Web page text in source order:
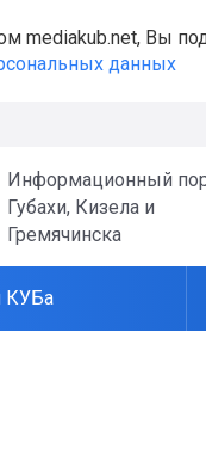
mediakub.net, Вы
данных
Информационный
Губахи, Кизела и
Гремячинска
КУБа